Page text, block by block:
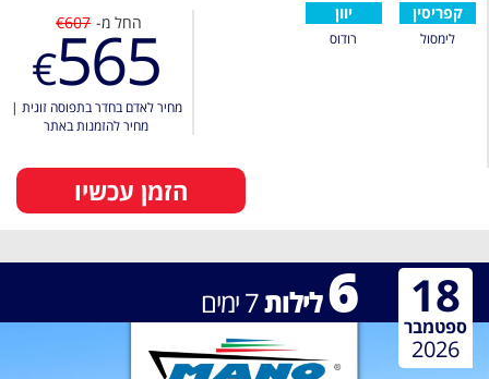
קפריסין
לימסול
יוון
רודוס
החל מ- €607
€565
מחיר לאדם בחדר בתפוסה זוגית |
מחיר להזמנות באתר
הזמן עכשיו
6לילות7ימים 18
ספטמבר
2026